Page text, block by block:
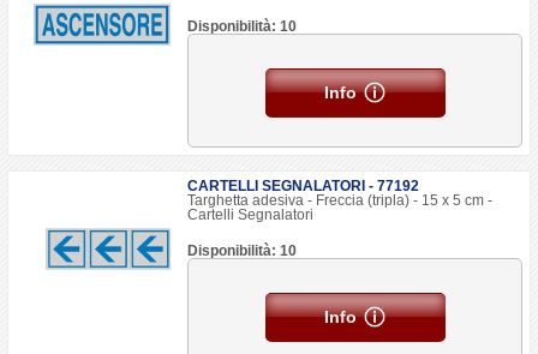
Disponibilità: 10
Info
CARTELLI SEGNALATORI - 77192
Targhetta adesiva - Freccia (tripla) - 15 x 5 cm -
Cartelli Segnalatori
Disponibilità: 10
Info